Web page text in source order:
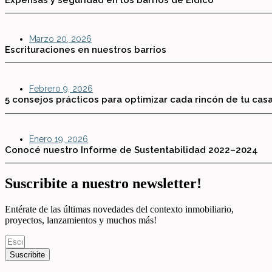
Marzo 20, 2026
Escrituraciones en nuestros barrios
Febrero 9, 2026
5 consejos prácticos para optimizar cada rincón de tu
Enero 19, 2026
Conocé nuestro Informe de Sustentabilidad 2022–2024
Suscribite a nuestro newsletter!
Entérate de las últimas novedades del contexto inmobiliario,
proyectos, lanzamientos y muchos más!
Suscribite